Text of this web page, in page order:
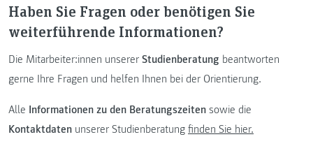
Haben Sie Fragen oder benötigen Sie
weiterführende Informationen?
Die Mitarbeiter:innen unserer Studienberatung beantworten
gerne Ihre Fragen und helfen Ihnen bei der Orientierung.
Alle Informationen zu den Beratungszeiten sowie die
Kontaktdaten unserer Studienberatung finden Sie hier.